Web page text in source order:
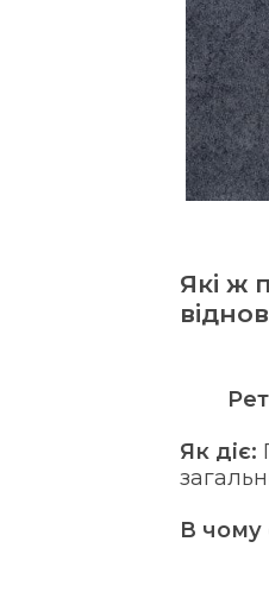
Які ж
Як діє:
В чому